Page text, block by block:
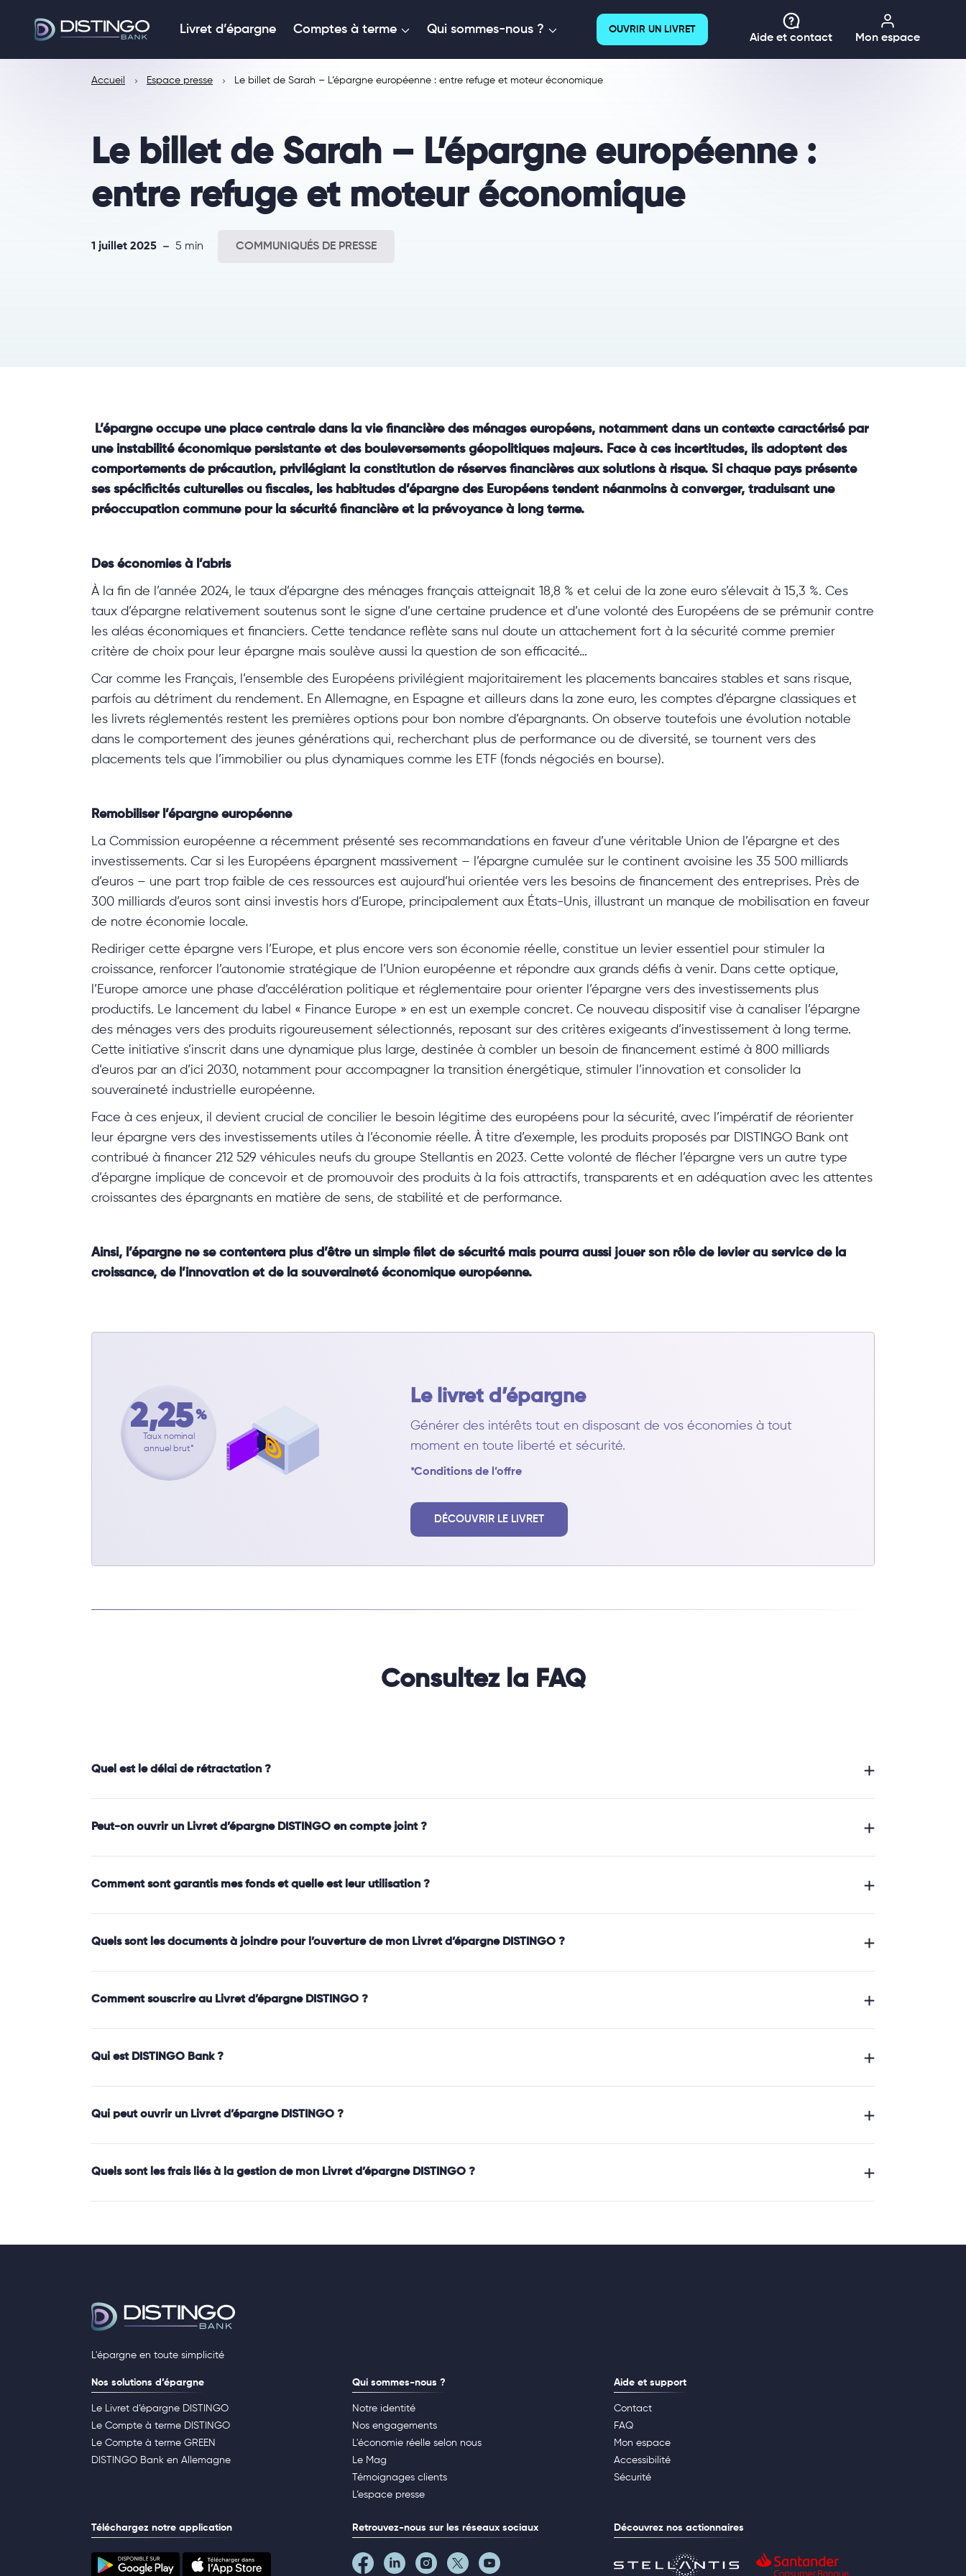
Livret d’épargne Comptes à terme Qui sommes-nous ?
Aide et contact Mon espace
OUVRIR UN LIVRET
Accueil Espace presse Le billet de Sarah – L’épargne européenne : entre refuge et moteur économique
Le billet de Sarah – L’épargne européenne :
entre refuge et moteur économique
1 juillet 2025 5 min COMMUNIQUÉS DE PRESSE
L’épargne occupe une place centrale dans la vie financière des ménages européens, notamment dans un contexte caractérisé par
une instabilité économique persistante et des bouleversements géopolitiques majeurs. Face à ces incertitudes, ils adoptent des
comportements de précaution, privilégiant la constitution de réserves financières aux solutions à risque. Si chaque pays présente
ses spécificités culturelles ou fiscales, les habitudes d’épargne des Européens tendent néanmoins à converger, traduisant une
préoccupation commune pour la sécurité financière et la prévoyance à long terme.
Des économies à l’abris
À la fin de l’année 2024, le taux d’épargne des ménages français atteignait 18,8 % et celui de la zone euro s’élevait à 15,3 %. Ces
taux d’épargne relativement soutenus sont le signe d’une certaine prudence et d’une volonté des Européens de se prémunir contre
les aléas économiques et financiers. Cette tendance reflète sans nul doute un attachement fort à la sécurité comme premier
critère de choix pour leur épargne mais soulève aussi la question de son efficacité…
Car comme les Français, l’ensemble des Européens privilégient majoritairement les placements bancaires stables et sans risque,
parfois au détriment du rendement. En Allemagne, en Espagne et ailleurs dans la zone euro, les comptes d’épargne classiques et
les livrets réglementés restent les premières options pour bon nombre d’épargnants. On observe toutefois une évolution notable
dans le comportement des jeunes générations qui, recherchant plus de performance ou de diversité, se tournent vers des
placements tels que l’immobilier ou plus dynamiques comme les ETF (fonds négociés en bourse).
Remobiliser l’épargne européenne
La Commission européenne a récemment présenté ses recommandations en faveur d’une véritable Union de l’épargne et des
investissements. Car si les Européens épargnent massivement – l’épargne cumulée sur le continent avoisine les 35 500 milliards
d’euros – une part trop faible de ces ressources est aujourd’hui orientée vers les besoins de financement des entreprises. Près de
300 milliards d’euros sont ainsi investis hors d’Europe, principalement aux États-Unis, illustrant un manque de mobilisation en faveur
de notre économie locale.
Rediriger cette épargne vers l’Europe, et plus encore vers son économie réelle, constitue un levier essentiel pour stimuler la
croissance, renforcer l’autonomie stratégique de l’Union européenne et répondre aux grands défis à venir. Dans cette optique,
l’Europe amorce une phase d’accélération politique et réglementaire pour orienter l’épargne vers des investissements plus
productifs. Le lancement du label « Finance Europe » en est un exemple concret. Ce nouveau dispositif vise à canaliser l’épargne
des ménages vers des produits rigoureusement sélectionnés, reposant sur des critères exigeants d’investissement à long terme.
Cette initiative s’inscrit dans une dynamique plus large, destinée à combler un besoin de financement estimé à 800 milliards
d’euros par an d’ici 2030, notamment pour accompagner la transition énergétique, stimuler l’innovation et consolider la
souveraineté industrielle européenne.
Face à ces enjeux, il devient crucial de concilier le besoin légitime des européens pour la sécurité, avec l’impératif de réorienter
leur épargne vers des investissements utiles à l’économie réelle. À titre d’exemple, les produits proposés par DISTINGO Bank ont
contribué à financer 212 529 véhicules neufs du groupe Stellantis en 2023. Cette volonté de flécher l’épargne vers un autre type
d’épargne implique de concevoir et de promouvoir des produits à la fois attractifs, transparents et en adéquation avec les attentes
croissantes des épargnants en matière de sens, de stabilité et de performance.
Ainsi, l’épargne ne se contentera plus d’être un simple filet de sécurité mais pourra aussi jouer son rôle de levier au service de la
croissance, de l’innovation et de la souveraineté économique européenne.
2,25 %
Taux nominal
annuel brut*
Le livret d’épargne
Générer des intérêts tout en disposant de vos économies à tout
moment en toute liberté et sécurité.
*Conditions de l’offre
DÉCOUVRIR LE LIVRET
Consultez la FAQ
Quel est le délai de rétractation ?
Peut-on ouvrir un Livret d’épargne DISTINGO en compte joint ?
Comment sont garantis mes fonds et quelle est leur utilisation ?
Quels sont les documents à joindre pour l’ouverture de mon Livret d’épargne DISTINGO ?
Comment souscrire au Livret d’épargne DISTINGO ?
Qui est DISTINGO Bank ?
Qui peut ouvrir un Livret d’épargne DISTINGO ?
Quels sont les frais liés à la gestion de mon Livret d’épargne DISTINGO ?
L'épargne en toute simplicité
Nos solutions d’épargne
Le Livret d’épargne DISTINGO
Le Compte à terme DISTINGO
Le Compte à terme GREEN
DISTINGO Bank en Allemagne
Qui sommes-nous ?
Notre identité
Nos engagements
L'économie réelle selon nous
Le Mag
Témoignages clients
L’espace presse
Aide et support
Contact
FAQ
Mon espace
Accessibilité
Sécurité
Téléchargez notre application Retrouvez-nous sur les réseaux sociaux Découvrez nos actionnaires